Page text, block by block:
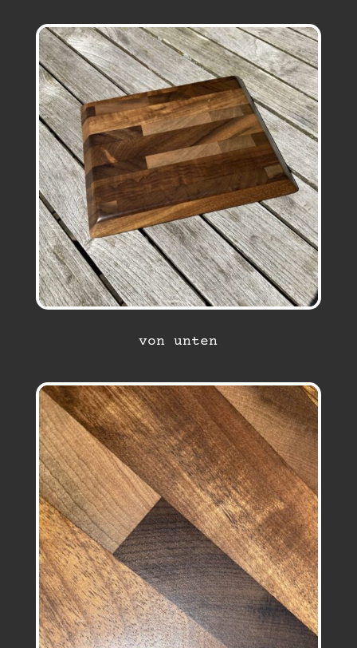
von unten